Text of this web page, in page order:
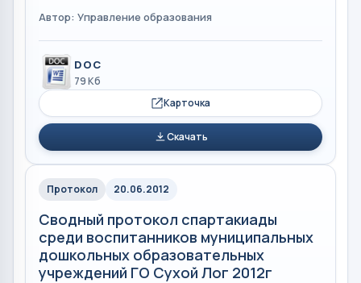
Автор: Управление образования
DOC
79 Кб
Карточка
Скачать
Протокол 20.06.2012
Сводный протокол спартакиады
среди воспитанников муниципальных
дошкольных образовательных
учреждений ГО Сухой Лог 2012г